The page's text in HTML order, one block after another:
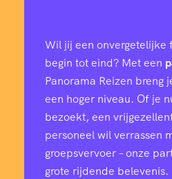
Wil jij een onvergetelijke
begin tot eind? Met een
Panorama Reizen breng
een hoger niveau. Of je
bezoekt, een
personeel wil verrassen
groepsvervoer – onze
grote rijdende belevenis.